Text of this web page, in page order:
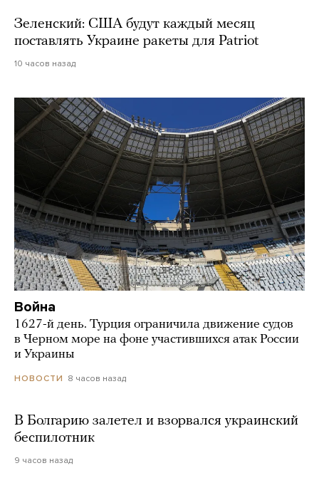
Зеленский: США будут каждый месяц
поставлять Украине ракеты для Patriot
10 часов назад
Война
1627-й день. Турция ограничила движение судов
в Черном море на фоне участившихся атак России
и Украины
НОВОСТИ 8 часов назад
В Болгарию залетел и взорвался украинский
беспилотник
9 часов назад